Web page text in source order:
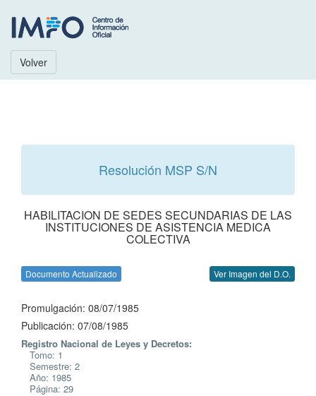
Volver
Resolución MSP S/N
HABILITACION DE SEDES SECUNDARIAS DE LAS
INSTITUCIONES DE ASISTENCIA MEDICA
COLECTIVA
Documento Actualizado Ver Imagen del D.O.
Promulgación: 08/07/1985
Publicación: 07/08/1985
Registro Nacional de Leyes y Decretos:
Tomo: 1
Semestre: 2
Año: 1985
Página: 29